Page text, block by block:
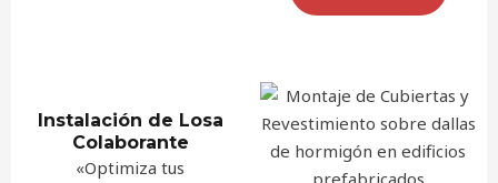
Instalación de Losa
Colaborante
«Optimiza tus